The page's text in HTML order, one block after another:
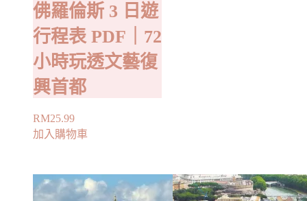
佛羅倫斯 3 日遊
行程表 PDF｜72
小時玩透文藝復
興首都
RM25.99
加入購物車